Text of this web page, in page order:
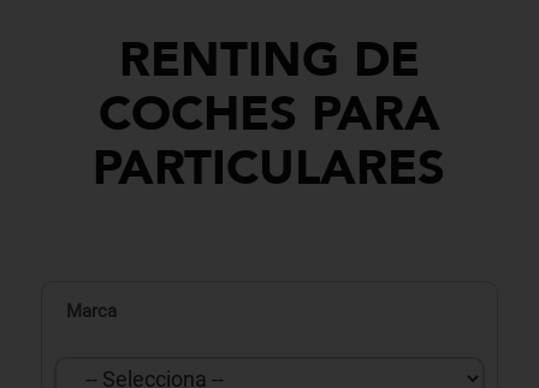
RENTING DE
COCHES PARA
PARTICULARES
Marca